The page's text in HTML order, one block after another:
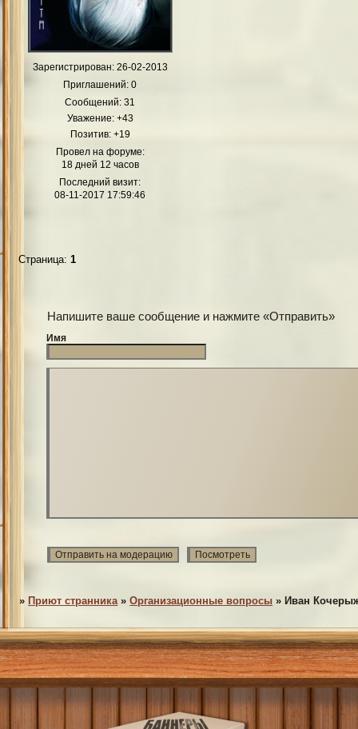
Зарегистрирован: 26-02-2013
Приглашений: 0
Сообщений: 31
Уважение: +43
Позитив: +19
Провел на форуме:
18 дней 12 часов
Последний визит:
08-11-2017 17:59:46
Страница:1
Напишите ваше сообщение и нажмите «Отправить»
Имя
» Приют странника »Организационные вопросы » Иван